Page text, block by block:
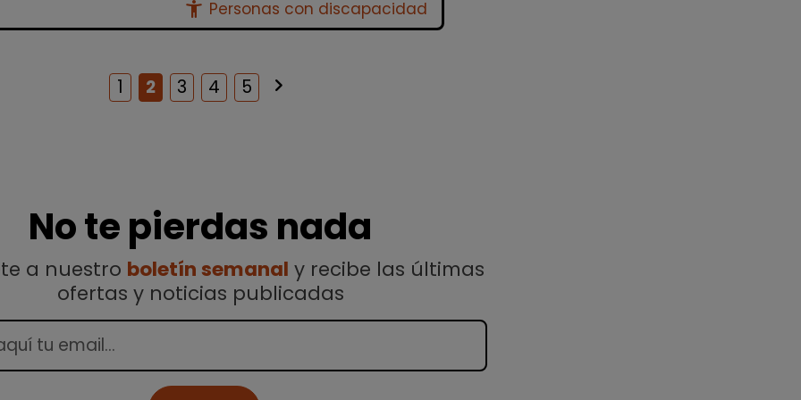
accessibility_new Personas con discapacidad
1 2 3 4 5 keyboard_arrow_right
No te pierdas nada
a nuestro boletín semanal y recibe las últimas
ofertas y noticias publicadas